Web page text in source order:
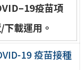
VID–19疫苗項
/下載運用 。
19 疫苗接種